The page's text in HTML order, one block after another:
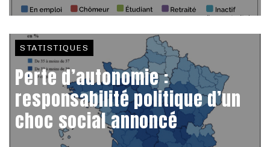
STATISTIQUES
Perte d’autonomie :
responsabilité politique d’un
choc social annoncé